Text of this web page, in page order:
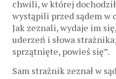
chwili, w której
wystąpili przed sądem w
Jak zeznali, wydaje im
uderzeń i słowa
sprzątnięte, powieś się”.
Sam strażnik zeznał w